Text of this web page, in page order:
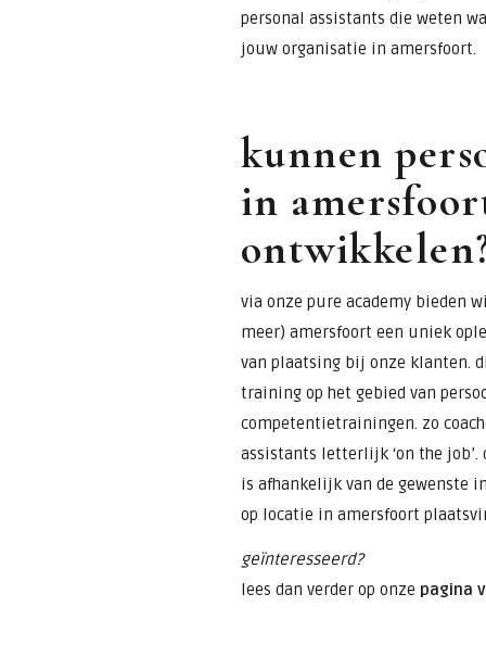
personal assistants die weten
jouw organisatie in amersfoort.
kunnen
in
via onze pure academy bieden
meer) amersfoort een uniek
van plaatsing bij onze klanten.
training op het gebied van
competentietrainingen. zo
assistants letterlijk ‘on the
is afhankelijk van de gewenste
op locatie in amersfoort
geïnteresseerd?
lees dan verder op onze pagina